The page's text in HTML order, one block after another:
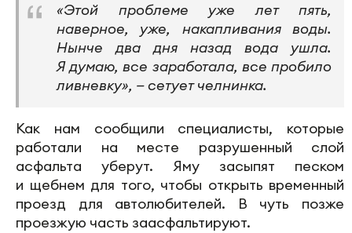
«Этой проблеме уже лет пять,
наверное, уже, накапливания воды.
Нынче два дня назад вода ушла.
Я думаю, все заработала, все пробило
ливневку», — сетует челнинка.
Как нам сообщили специалисты, которые
работали на месте разрушенный слой
асфальта уберут. Яму засыпят песком
и щебнем для того, чтобы открыть временный
проезд для автолюбителей. В чуть позже
проезжую часть заасфальтируют.